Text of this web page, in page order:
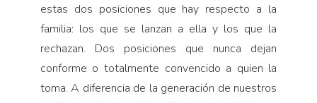
estas dos posiciones que hay respecto a la
familia: los que se lanzan a ella y los que la
rechazan. Dos posiciones que nunca dejan
conforme o totalmente convencido a quien la
toma. A diferencia de la generación de nuestros